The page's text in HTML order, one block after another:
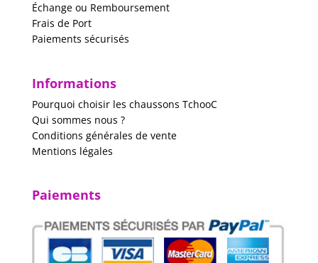
Échange ou Remboursement
Frais de Port
Paiements sécurisés
Informations
Pourquoi choisir les chaussons TchooC
Qui sommes nous ?
Conditions générales de vente
Mentions légales
Paiements